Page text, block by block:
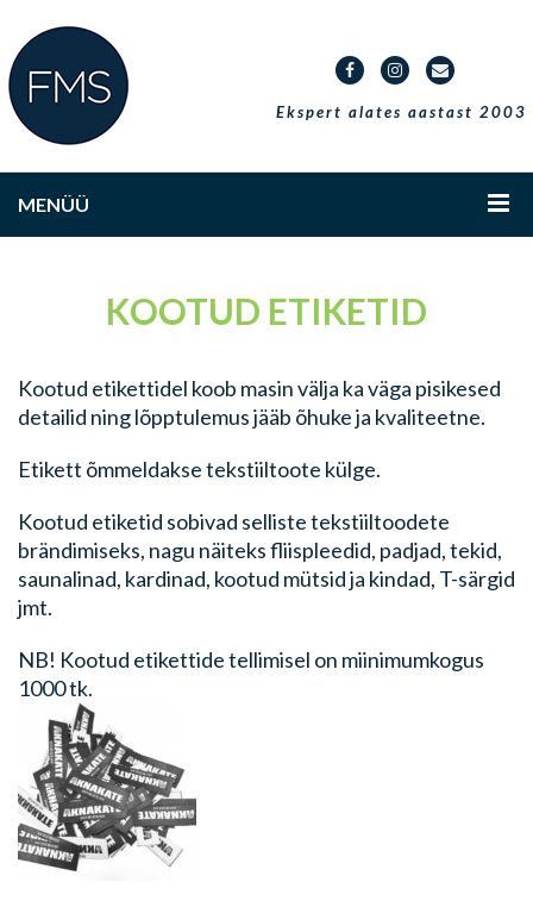
Ekspert alates aastast 2003
MENÜÜ
KOOTUD ETIKETID
Kootud etikettidel koob masin välja ka väga pisikesed
detailid ning lõpptulemus jääb õhuke ja kvaliteetne.
Etikett õmmeldakse tekstiiltoote külge.
Kootud etiketid sobivad selliste tekstiiltoodete
brändimiseks, nagu näiteks fliispleedid, padjad, tekid,
saunalinad, kardinad, kootud mütsid ja kindad, T-särgid
jmt.
NB! Kootud etikettide tellimisel on miinimumkogus
1000 tk.